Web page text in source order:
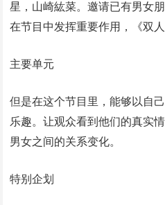
星，山崎紘菜。邀请已有男女
在节目中发挥重要作用，《双
主要单元
但是在这个节目里，能够以自
乐趣。让观众看到他们的真实
男女之间的关系变化。
特别企划